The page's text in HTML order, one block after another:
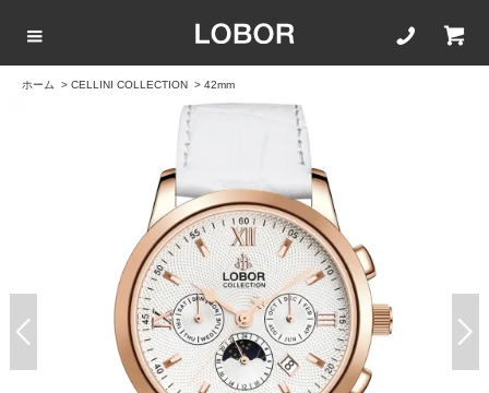
COLLECTION LIST
カラーで選ぶ
ROSEGOLD
文字盤サイズ
ストラップ
ホーム > CELLINI COLLECTION > 42mm